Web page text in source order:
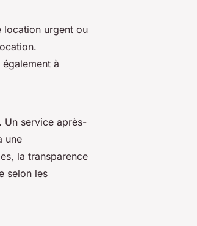
location urgent ou
à
Un service après-
une
la transparence
selon les